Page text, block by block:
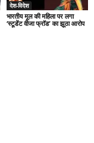
देश-विदेश
भारतीय मूल की महिला पर लगा
‘स्टूडेंट वीजा फ्रॉड’ का झूठा आरोप